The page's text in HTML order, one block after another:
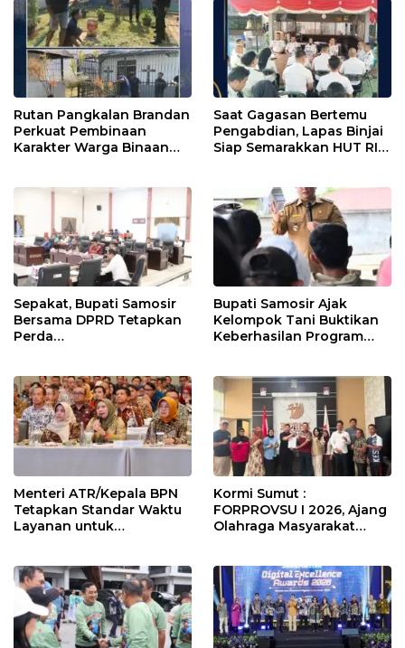
Rutan Pangkalan Brandan
Perkuat Pembinaan
Karakter Warga Binaan
Saat Gagasan Bertemu
Pengabdian, Lapas Binjai
Siap Semarakkan HUT RI
Sepakat, Bupati Samosir
Bersama DPRD Tetapkan
Perda
Pengelolaan Sampah
Bupati Samosir Ajak
Kelompok Tani Buktikan
Keberhasilan Program
Disalurkan
Menteri ATR/Kepala BPN
Tetapkan Standar Waktu
Layanan untuk
Kormi Sumut :
FORPROVSU I 2026, Ajang
Olahraga Masyarakat
October 2026